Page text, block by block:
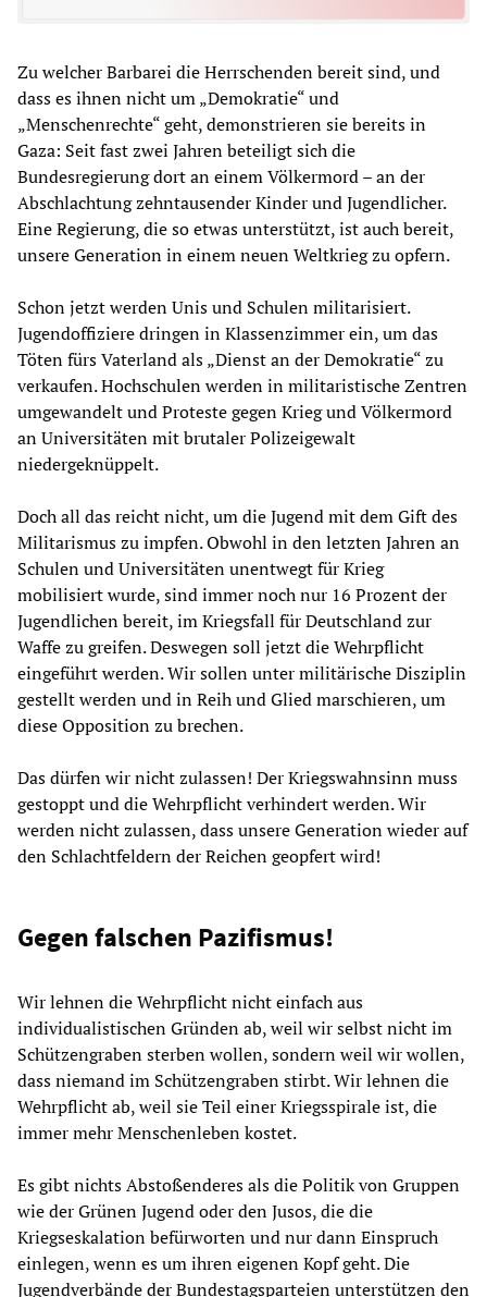
Zu welcher Barbarei die Herrschenden bereit sind, und
dass es ihnen nicht um „Demokratie“ und
„Menschenrechte“ geht, demonstrieren sie bereits in
Gaza: Seit fast zwei Jahren beteiligt sich die
Bundesregierung dort an einem Völkermord – an der
Abschlachtung zehntausender Kinder und Jugendlicher.
Eine Regierung, die so etwas unterstützt, ist auch bereit,
unsere Generation in einem neuen Weltkrieg zu opfern.
Schon jetzt werden Unis und Schulen militarisiert.
Jugendoffiziere dringen in Klassenzimmer ein, um das
Töten fürs Vaterland als „Dienst an der Demokratie“ zu
verkaufen. Hochschulen werden in militaristische Zentren
umgewandelt und Proteste gegen Krieg und Völkermord
an Universitäten mit brutaler Polizeigewalt
niedergeknüppelt.
Doch all das reicht nicht, um die Jugend mit dem Gift des
Militarismus zu impfen. Obwohl in den letzten Jahren an
Schulen und Universitäten unentwegt für Krieg
mobilisiert wurde, sind immer noch nur 16 Prozent der
Jugendlichen bereit, im Kriegsfall für Deutschland zur
Waffe zu greifen. Deswegen soll jetzt die Wehrpflicht
eingeführt werden. Wir sollen unter militärische Disziplin
gestellt werden und in Reih und Glied marschieren, um
diese Opposition zu brechen.
Das dürfen wir nicht zulassen! Der Kriegswahnsinn muss
gestoppt und die Wehrpflicht verhindert werden. Wir
werden nicht zulassen, dass unsere Generation wieder auf
den Schlachtfeldern der Reichen geopfert wird!
Gegen falschen Pazifismus!
Wir lehnen die Wehrpflicht nicht einfach aus
individualistischen Gründen ab, weil wir selbst nicht im
Schützengraben sterben wollen, sondern weil wir wollen,
dass niemand im Schützengraben stirbt. Wir lehnen die
Wehrpflicht ab, weil sie Teil einer Kriegsspirale ist, die
immer mehr Menschenleben kostet.
Es gibt nichts Abstoßenderes als die Politik von Gruppen
wie der Grünen Jugend oder den Jusos, die die
Kriegseskalation befürworten und nur dann Einspruch
einlegen, wenn es um ihren eigenen Kopf geht. Die
Jugendverbände der Bundestagsparteien unterstützen den